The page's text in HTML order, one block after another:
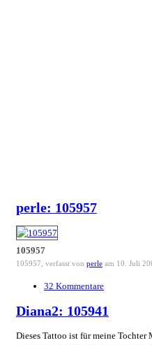
perle: 105957
105957
105957, verfasst von perle am 10. Juli
32 Kommentare
Diana2: 105941
Dieses Tattoo ist für meine